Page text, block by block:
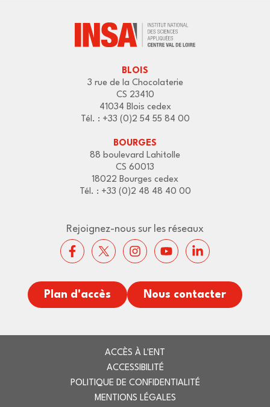
BLOIS
3 rue de la Chocolaterie
CS 23410
41034 Blois cedex
Tél. : +33 (0)2 54 55 84 00
BOURGES
88 boulevard Lahitolle
CS 60013
18022 Bourges cedex
Tél. : +33 (0)2 48 48 40 00
Rejoignez-nous sur les réseaux
Plan d'accès Nous contacter
ACCÈS À L'ENT
ACCESSIBILITÉ
POLITIQUE DE CONFIDENTIALITÉ
MENTIONS LÉGALES